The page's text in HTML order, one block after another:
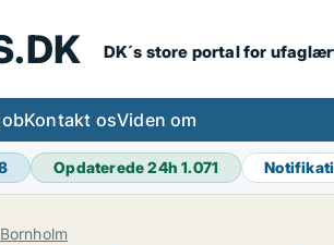
DK´s store portal for
Kontakt osViden om
Opdaterede 24h1.071
Bornholm